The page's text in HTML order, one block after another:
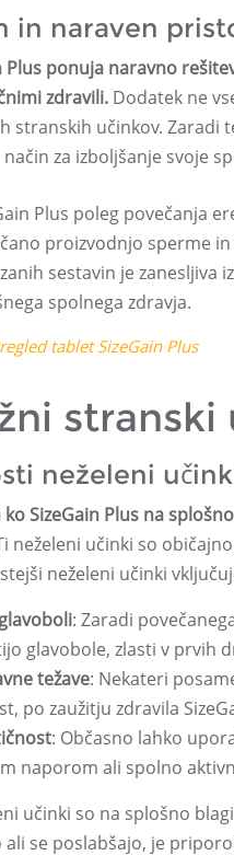
in naraven
Plus ponuja naravno
zdravili. Dodatek ne
stranskih učinkov. Zaradi
za izboljšanje svoje
Plus poleg povečanja
proizvodnjo sperme
sestavin je zanesljiva
spolnega zdravja.
tablet SizeGain Plus
stranski
neželeni
ko SizeGain Plus na
neželeni učinki so
neželeni učinki
: Zaradi
glavobole, zlasti v prvih
težave: Nekateri
po zaužitju zdravila
: Občasno lahko
naporom ali spolno
učinki so na splošno
ali se poslabšajo, je